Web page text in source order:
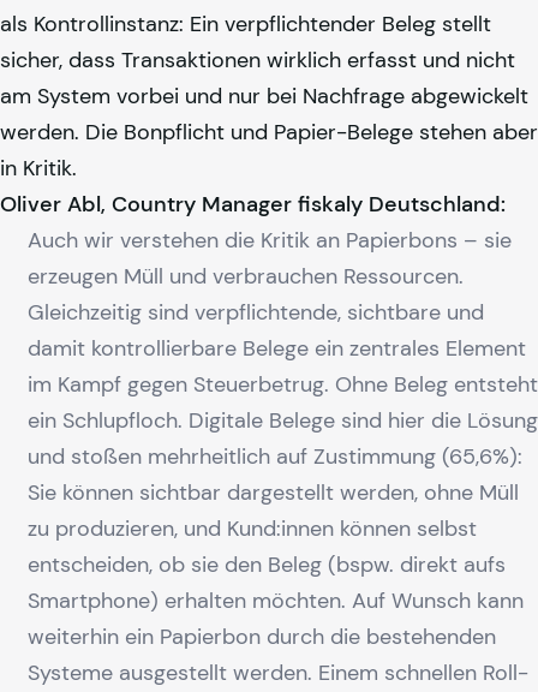
als Kontrollinstanz: Ein verpflichtender Beleg stellt
sicher, dass Transaktionen wirklich erfasst und nicht
am System vorbei und nur bei Nachfrage abgewickelt
werden. Die Bonpflicht und Papier-Belege stehen aber
in Kritik.
Oliver Abl, Country Manager fiskaly Deutschland:
Auch wir verstehen die Kritik an Papierbons – sie
erzeugen Müll und verbrauchen Ressourcen.
Gleichzeitig sind verpflichtende, sichtbare und
damit kontrollierbare Belege ein zentrales Element
im Kampf gegen Steuerbetrug. Ohne Beleg entsteht
ein Schlupfloch. Digitale Belege sind hier die Lösung
und stoßen mehrheitlich auf Zustimmung (65,6%):
Sie können sichtbar dargestellt werden, ohne Müll
zu produzieren, und Kund:innen können selbst
entscheiden, ob sie den Beleg (bspw. direkt aufs
Smartphone) erhalten möchten. Auf Wunsch kann
weiterhin ein Papierbon durch die bestehenden
Systeme ausgestellt werden. Einem schnellen Roll-